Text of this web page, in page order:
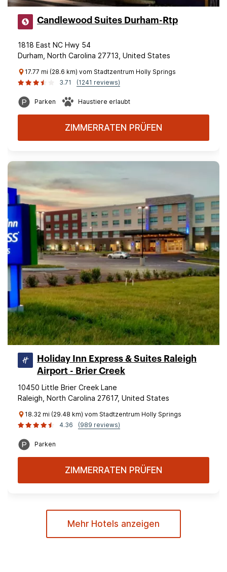
Candlewood Suites Durham-Rtp
1818 East NC Hwy 54
Durham, North Carolina 27713, United States
17.77 mi (28.6 km) vom Stadtzentrum Holly Springs
3.71
(1241 reviews)
Parken Haustiere erlaubt
ZIMMERRATEN PRÜFEN
Holiday Inn Express & Suites Raleigh
Airport - Brier Creek
10450 Little Brier Creek Lane
Raleigh, North Carolina 27617, United States
18.32 mi (29.48 km) vom Stadtzentrum Holly Springs
4.36
(989 reviews)
Parken
ZIMMERRATEN PRÜFEN
Mehr Hotels anzeigen